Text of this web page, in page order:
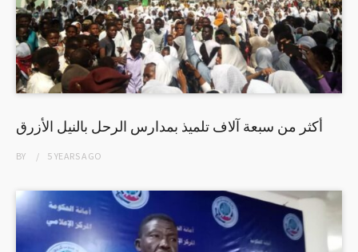
أكثر من سبعة آلاف تلميذ بمدارس الرحل بالنيل الأزرق
BY 5 YEARSAGO